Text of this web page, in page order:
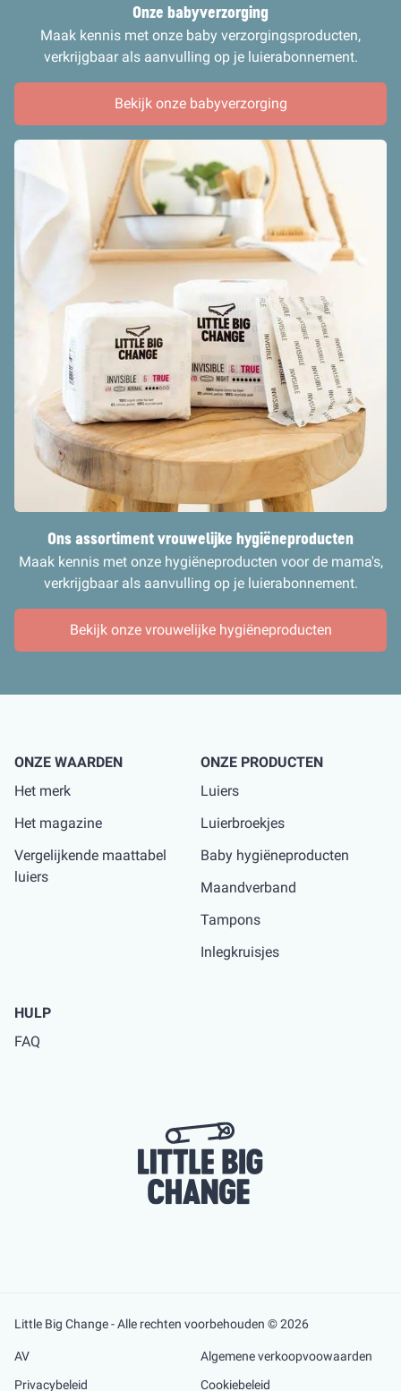
Onze babyverzorging
Maak kennis met onze baby verzorgingsproducten,
verkrijgbaar als aanvulling op je luierabonnement.
Bekijk onze babyverzorging
Ons assortiment vrouwelijke hygiëneproducten
Maak kennis met onze hygiëneproducten voor de mama's,
verkrijgbaar als aanvulling op je luierabonnement.
Bekijk onze vrouwelijke hygiëneproducten
ONZE WAARDEN
Het merk
Het magazine
Vergelijkende maattabel
luiers
ONZE PRODUCTEN
Luiers
Luierbroekjes
Baby hygiëneproducten
Maandverband
Tampons
Inlegkruisjes
HULP
FAQ
Little Big Change - Alle rechten voorbehouden © 2026
AV
Algemene verkoopvoowaarden
Privacybeleid
Cookiebeleid